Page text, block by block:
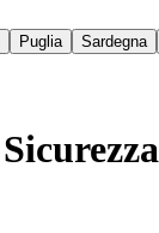
Puglia Sardegna